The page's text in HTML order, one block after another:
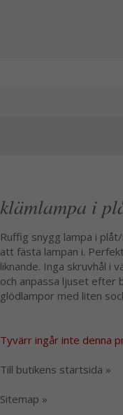
klämlampa i
Ruffig snygg lampa i
att fästa lampan i.
liknande. Inga skruvhål i
och anpassa ljuset efter
glödlampor med liten
Tyvärr ingår inte denna
Till butikens startsida »
Sitemap »